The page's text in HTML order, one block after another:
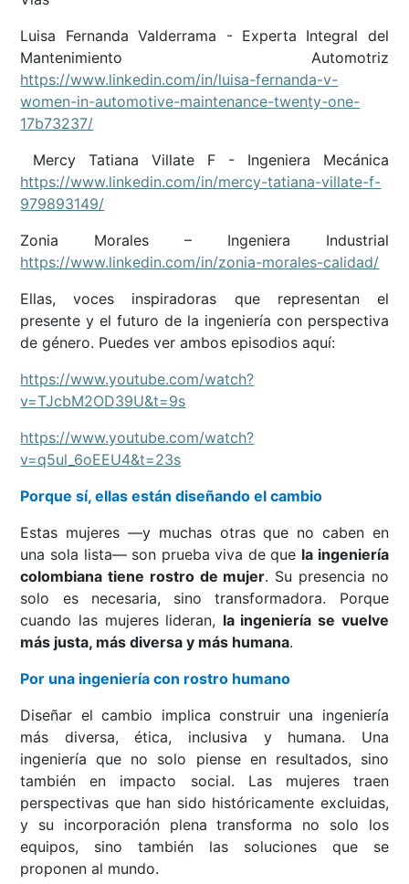
Luisa Fernanda Valderrama - Experta Integral del
Mantenimiento Automotriz
https://www.linkedin.com/in/luisa-fernanda-v-
women-in-automotive-maintenance-twenty-one-
17b73237/
Mercy Tatiana Villate F - Ingeniera Mecánica
https://www.linkedin.com/in/mercy-tatiana-villate-f-
979893149/
Zonia Morales – Ingeniera Industrial
https://www.linkedin.com/in/zonia-morales-calidad/
Ellas, voces inspiradoras que representan el
presente y el futuro de la ingeniería con perspectiva
de género. Puedes ver ambos episodios aquí:
https://www.youtube.com/watch?
v=TJcbM2OD39U&t=9s
https://www.youtube.com/watch?
v=q5ul_6oEEU4&t=23s
Porque sí, ellas están diseñando el cambio
Estas mujeres —y muchas otras que no caben en
una sola lista— son prueba viva de que la ingeniería
colombiana tiene rostro de mujer. Su presencia no
solo es necesaria, sino transformadora. Porque
cuando las mujeres lideran, la ingeniería se vuelve
más justa, más diversa y más humana.
Por una ingeniería con rostro humano
Diseñar el cambio implica construir una ingeniería
más diversa, ética, inclusiva y humana. Una
ingeniería que no solo piense en resultados, sino
también en impacto social. Las mujeres traen
perspectivas que han sido históricamente excluidas,
y su incorporación plena transforma no solo los
equipos, sino también las soluciones que se
proponen al mundo.